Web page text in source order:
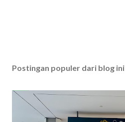
Postingan populer dari blog ini